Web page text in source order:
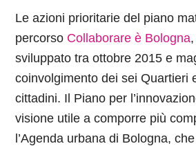
Le azioni prioritarie del piano
percorso Collaborare è Bologna
sviluppato tra ottobre 2015 e
coinvolgimento dei sei Quartieri
cittadini. Il Piano per
visione utile a comporre più
l’Agenda urbana di Bologna,